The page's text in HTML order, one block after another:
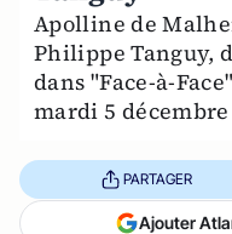
Apolline de
Philippe Tanguy,
dans "Face-à-
mardi 5 décembre
PARTAGER
Ajouter